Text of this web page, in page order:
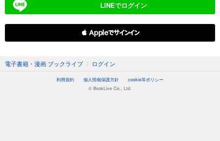
LINEでログイン
 Appleでサインイン
電子書籍・漫画 ブックライブ 〉 ログイン
利用規約 個人情報保護方針
cookie等ポリシー
© BookLive Co., Ltd.